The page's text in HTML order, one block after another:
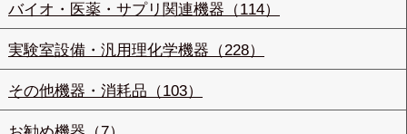
バイオ・医薬・サプリ関連機器（114）
実験室設備・汎用理化学機器（228）
その他機器・消耗品（103）